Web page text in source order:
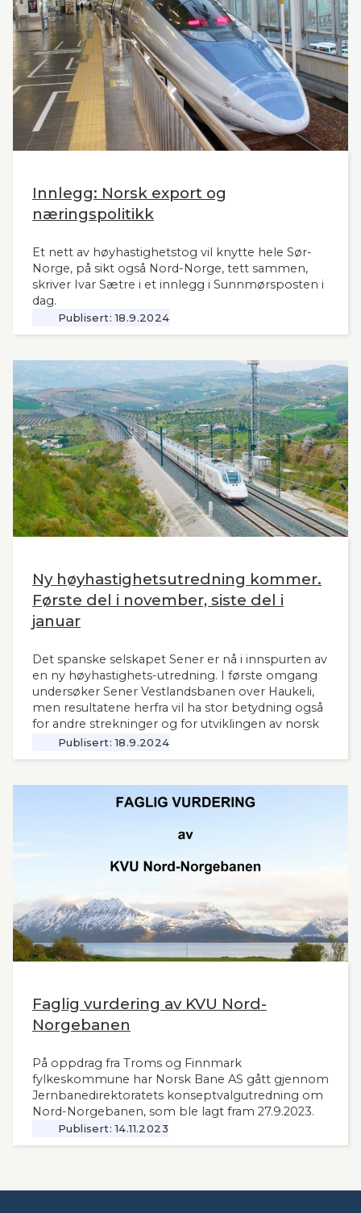
kronikken sin i Stavanger Aftenblad 26.11.2024.
Innlegg: Norsk export og
næringspolitikk
Et nett av høyhastighetstog vil knytte hele Sør-
Norge, på sikt også Nord-Norge, tett sammen,
skriver Ivar Sætre i et innlegg i Sunnmørsposten i
dag.
Publisert: 18.9.2024
Ny høyhastighetsutredning kommer.
Første del i november, siste del i
januar
Det spanske selskapet Sener er nå i innspurten av
en ny høyhastighets-utredning. I første omgang
undersøker Sener Vestlandsbanen over Haukeli,
men resultatene herfra vil ha stor betydning også
for andre strekninger og for utviklingen av norsk
jernbane generelt. Norsk Bane, er oppdragsgiver
for utredningen.
Publisert: 18.9.2024
Faglig vurdering av KVU Nord-
Norgebanen
På oppdrag fra Troms og Finnmark
fylkeskommune har Norsk Bane AS gått gjennom
Jernbanedirektoratets konseptvalgutredning om
Nord-Norgebanen, som ble lagt fram 27.9.2023.
Publisert: 14.11.2023